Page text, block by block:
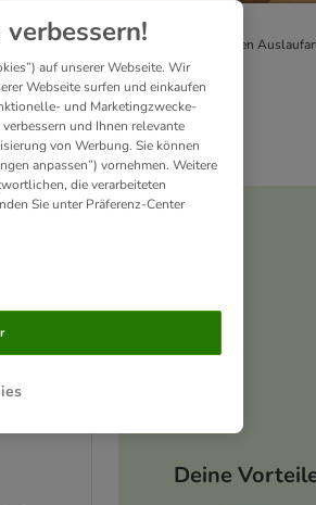
raus!Schnell sein lohnt sich - Neben
Deine
auf unserer Webseite. Wir
Webseite surfen und einkaufen
und Marketingzwecke-
und Ihnen relevante
von Werbung. Sie können
anpassen”) vornehmen. Weitere
die verarbeiteten
Sie unter Präferenz-Center